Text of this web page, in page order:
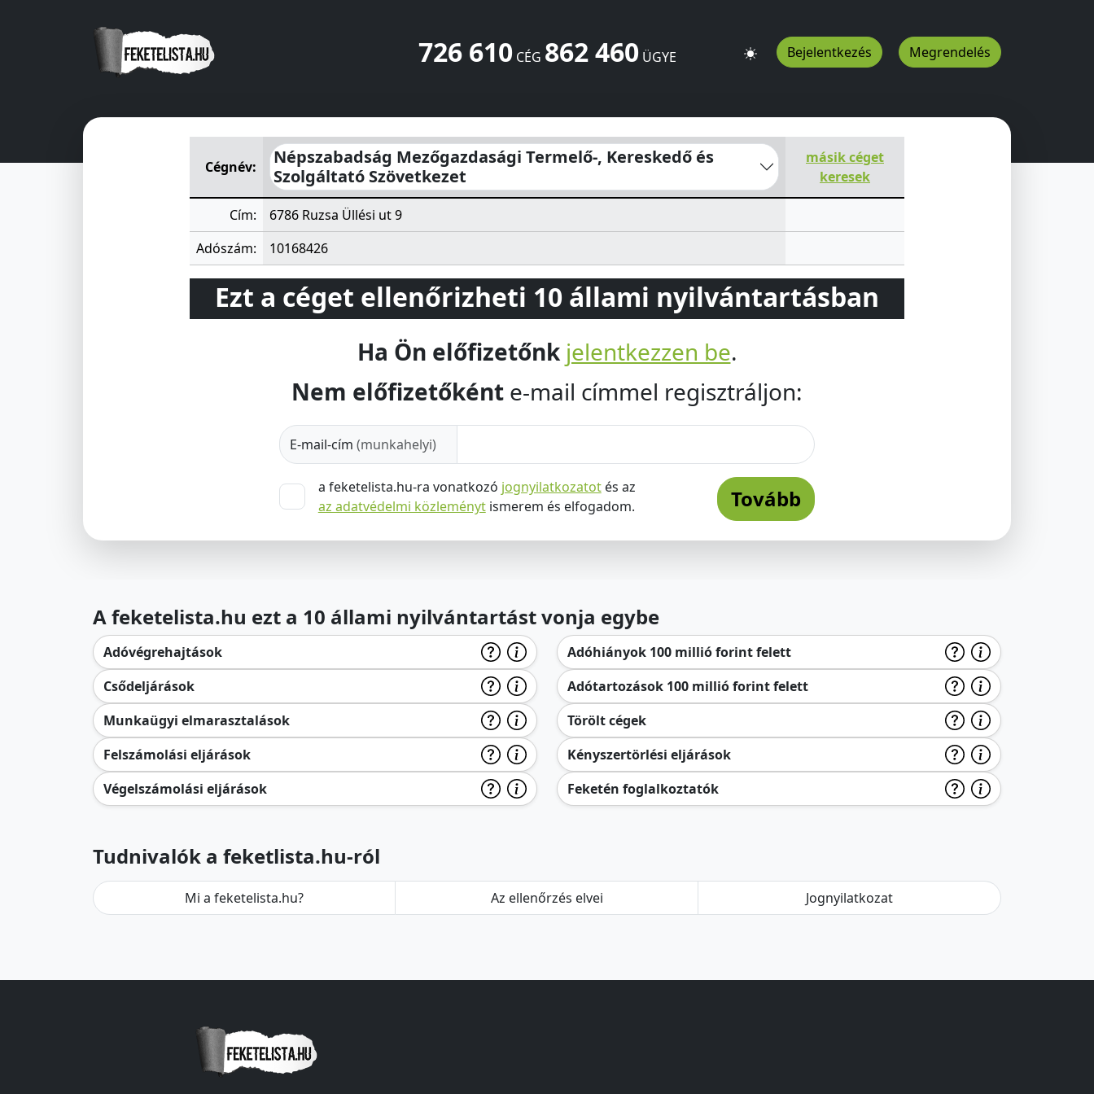
726 610CÉG 862 460ÜGYE Bejelentkezés Megrendelés
Népszabadság Mezőgazdasági Termelő-, Kereskedő és Szolgáltató SzövetkezetÜllési ut 9Ruzsa
Cégnév:
Népszabadság Mezőgazdasági Termelő-, Kereskedő és
Szolgáltató Szövetkezet
másik céget
keresek
Cím:
6786 Ruzsa Üllési ut 9
Adószám:
10168426
Ezt a céget ellenőrizheti 10 állami nyilvántartásban
Ha Ön előfizetőnk jelentkezzen be.
Nem előfizetőként e-mail címmel regisztráljon:
E-mail-cím (munkahelyi)
a feketelista.hu-ra vonatkozó jognyilatkozatotés az
az adatvédelmi közleménytismerem és elfogadom. Tovább
A feketelista.hu ezt a 10 állami nyilvántartást vonja egybe
Adóvégrehajtások
Csődeljárások
Munkaügyi elmarasztalások
Felszámolási eljárások
Végelszámolási eljárások
Adóhiányok 100 millió forint felett
Adótartozások 100 millió forint felett
Törölt cégek
Kényszertörlési eljárások
Feketén foglalkoztatók
Tudnivalók a feketlista.hu-ról
Mi a feketelista.hu? Az ellenőrzés elvei Jognyilatkozat